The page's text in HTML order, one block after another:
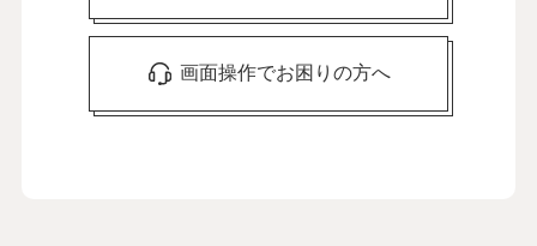
画面操作でお困りの方へ